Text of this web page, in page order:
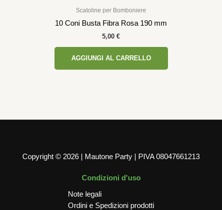
Scatoline per Bomboniere
10 Coni Busta Fibra Rosa 190 mm
5,00 €
AGGIUNGI AL CARRELLO
Copyright © 2026 | Mautone Party | PIVA 08047661213
Condizioni d'uso
Note legali
Ordini e Spedizioni prodotti